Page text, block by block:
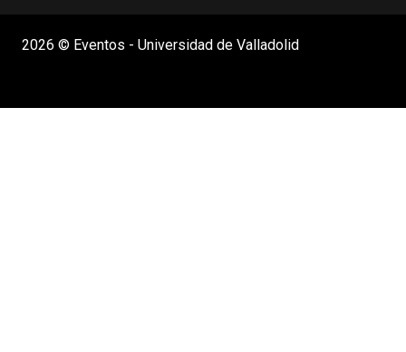
2026 © Eventos - Universidad de Valladolid